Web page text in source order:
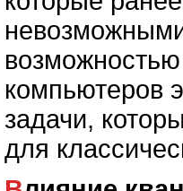
компьютеров
задачи,
для